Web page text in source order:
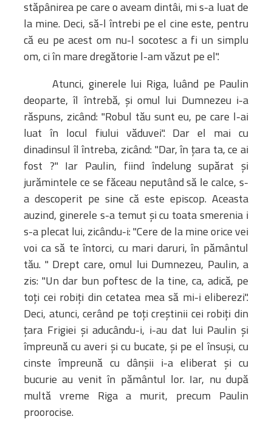
stăpânirea pe care o aveam dintâi, mi s-a luat de
la mine. Deci, să-l întrebi pe el cine este, pentru
că eu pe acest om nu-l socotesc a fi un simplu
om, ci în mare dregătorie l-am văzut pe el".
Atunci, ginerele lui Riga, luând pe Paulin
deoparte, îl întrebă, şi omul lui Dumnezeu i-a
răspuns, zicând: "Robul tău sunt eu, pe care l-ai
luat în locul fiului văduvei". Dar el mai cu
dinadinsul îl întreba, zicând: "Dar, în ţara ta, ce ai
fost ?" Iar Paulin, fiind îndelung supărat şi
jurămintele ce se făceau neputând să le calce, s-
a descoperit pe sine că este episcop. Aceasta
auzind, ginerele s-a temut şi cu toata smerenia i
s-a plecat lui, zicându-i: "Cere de la mine orice vei
voi ca să te întorci, cu mari daruri, în pământul
tău. " Drept care, omul lui Dumnezeu, Paulin, a
zis: "Un dar bun poftesc de la tine, ca, adică, pe
toţi cei robiţi din cetatea mea să mi-i eliberezi".
Deci, atunci, cerând pe toţi creştinii cei robiţi din
ţara Frigiei şi aducându-i, i-au dat lui Paulin şi
împreună cu averi şi cu bucate, şi pe el însuşi, cu
cinste împreună cu dânşii i-a eliberat şi cu
bucurie au venit în pământul lor. Iar, nu după
multă vreme Riga a murit, precum Paulin
proorocise.